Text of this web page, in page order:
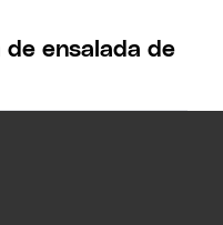
de ensalada de